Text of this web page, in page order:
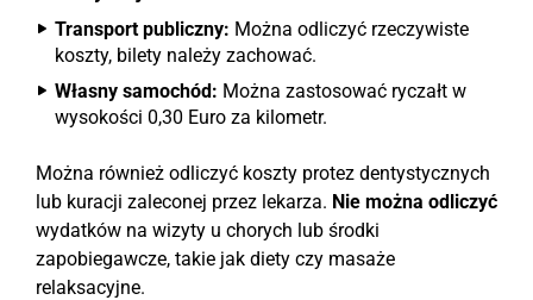
Transport publiczny: Można odliczyć rzeczywiste
koszty, bilety należy zachować.
Własny samochód: Można zastosować ryczałt w
wysokości 0,30 Euro za kilometr.
Można również odliczyć koszty protez dentystycznych
lub kuracji zaleconej przez lekarza. Nie można odliczyć
wydatków na wizyty u chorych lub środki
zapobiegawcze, takie jak diety czy masaże
relaksacyjne.